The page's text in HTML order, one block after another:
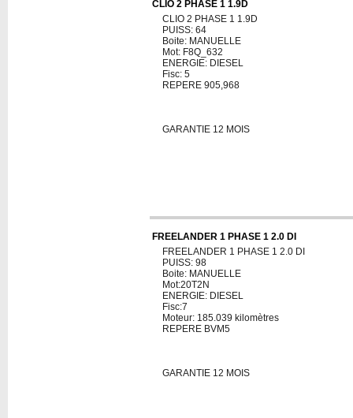
CLIO 2 PHASE 1 1.9D
CLIO 2 PHASE 1 1.9D
PUISS: 64
Boite: MANUELLE
Mot: F8Q_632
ENERGIE: DIESEL
Fisc: 5
REPERE 905,968
GARANTIE 12 MOIS
FREELANDER 1 PHASE 1 2.0 DI
FREELANDER 1 PHASE 1 2.0 DI
PUISS: 98
Boite: MANUELLE
Mot:20T2N
ENERGIE: DIESEL
Fisc:7
Moteur: 185.039 kilomètres
REPERE BVM5
GARANTIE 12 MOIS